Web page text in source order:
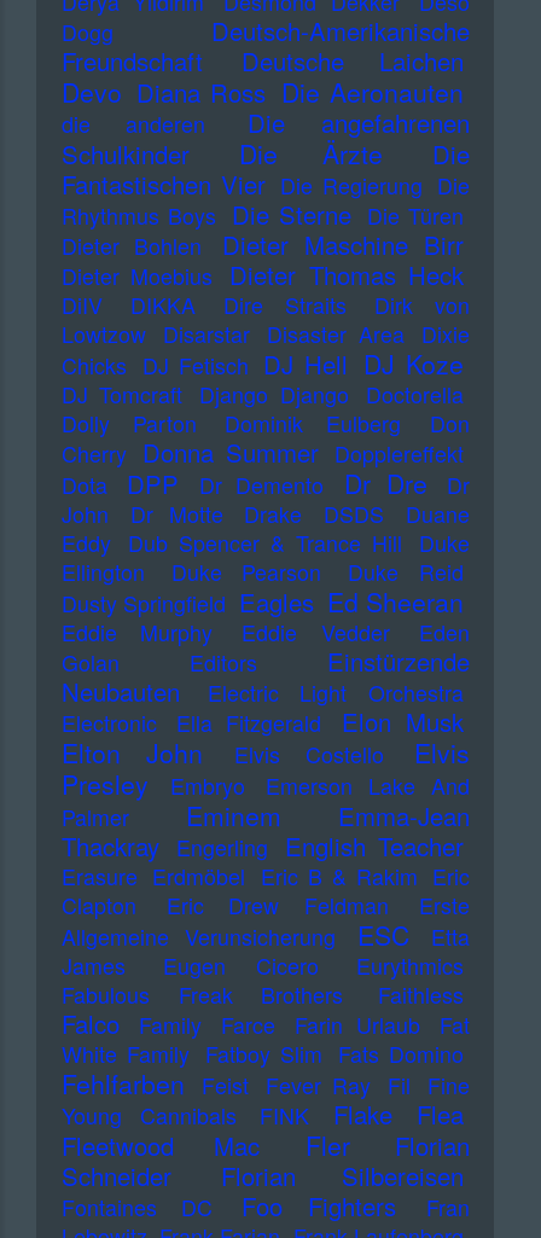
Dogg
Deutsch-Amerikanische
Freundschaft
Deutsche Laichen
Devo Diana Ross Die Aeronauten
die anderen
Die angefahrenen
Schulkinder
Die Ärzte
Die
Fantastischen Vier Die Regierung Die
Rhythmus Boys Die Sterne Die Türen
Dieter Bohlen
Dieter Maschine Birr
Dieter Moebius Dieter Thomas Heck
DiIV DIKKA Dire Straits
Dirk von
Lowtzow
Disarstar Disaster Area
Dixie
Chicks DJ Fetisch DJ Hell DJ Koze
DJ Tomcraft Django Django
Doctorella
Dolly Parton
Dominik Eulberg
Don
Cherry Donna Summer Dopplereffekt
Dota
DPP Dr Demento Dr Dre
Dr
John
Dr Motte Drake DSDS
Duane
Eddy
Dub Spencer & Trance Hill
Duke
Ellington
Duke Pearson
Duke Reid
Dusty Springfield Eagles Ed Sheeran
Eddie Murphy Eddie Vedder
Eden
Golan
Editors
Einstürzende
Neubauten
Electric Light Orchestra
Electronic
Ella Fitzgerald Elon Musk
Elton John Elvis Costello
Elvis
Presley
Embryo
Emerson Lake And
Palmer
Eminem
Emma-Jean
Thackray
Engerling English Teacher
Erasure Erdmöbel Eric B & Rakim Eric
Clapton
Eric Drew Feldman
Erste
Allgemeine Verunsicherung
ESC
Etta
James
Eugen Cicero
Eurythmics
Fabulous Freak Brothers
Faithless
Falco Family Farce Farin Urlaub
Fat
White Family Fatboy Slim Fats Domino
Fehlfarben Feist Fever Ray Fil
Fine
Young Cannibals
FINK Flake
Flea
Fleetwood Mac
Fler
Florian
Schneider
Florian Silbereisen
Fontaines DC Foo Fighters
Fran